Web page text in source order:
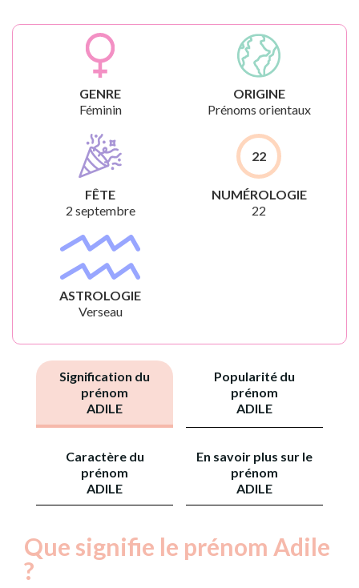
GENRE
Féminin
ORIGINE
Prénoms orientaux
FÊTE
2 septembre
22
NUMÉROLOGIE
22
ASTROLOGIE
Verseau
Signification du
prénom
ADILE
Popularité du
prénom
ADILE
Caractère du
prénom
ADILE
En savoir plus sur le
prénom
ADILE
Que signifie le prénom Adile
?